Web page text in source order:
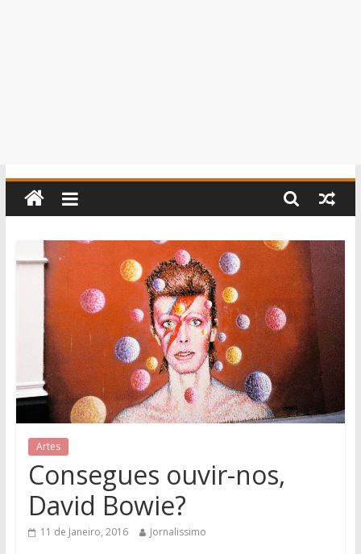
Artes
Consegues ouvir-nos,
David Bowie?
11 de Janeiro, 2016 Jornalissimo